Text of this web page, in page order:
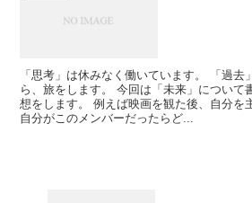
「思考」は休みなく働いています。 「過去
ら、旅をします。 今回は「未来」について
想をします。 例えば映画を観た後、自分を
自分がこのメンバーだったらど...